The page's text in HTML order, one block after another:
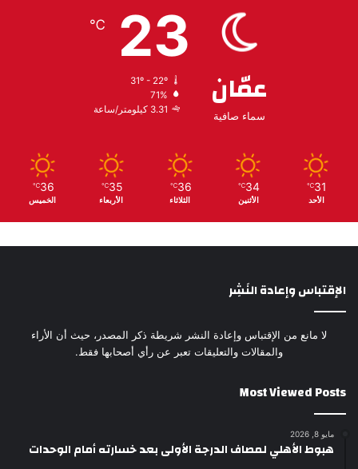
عمّان
سماء صافية
23
℃
31º - 22º
71%
3.31 كيلومتر/ساعة
31
℃
الأحد
34
℃
الأثنين
36
℃
الثلاثاء
35
℃
الأربعاء
36
℃
الخميس
الإقتباس وإعادة النَشِر
لا مانع من الإقتباس وإعادة النشر شريطة ذكر المصدر، حيث أن الأراء
والمقالات والتعليقات تعبر عن رأي أصحابها فقط.
Most Viewed Posts
مايو 8, 2026
هبوط الأهلي لمصاف الدرجة الأولى بعد خسارته أمام الوحدات